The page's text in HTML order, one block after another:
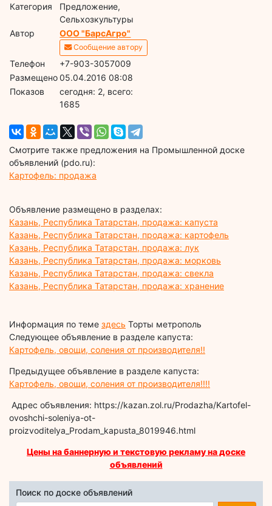
Категория
Предложение,
Сельхозкультуры
Автор
ООО "БарсАгро"
Сообщение автору
Телефон
+7-903-3057009
Размещено05.04.2016 08:08
Показов
cегодня: 2, всего:
1685
Смотрите также предложения на Промышленной доске
объявлений (pdo.ru):
Картофель: продажа
Объявление размещено в разделах:
Казань, Республика Татарстан, продажа: капуста
Казань, Республика Татарстан, продажа: картофель
Казань, Республика Татарстан, продажа: лук
Казань, Республика Татарстан, продажа: морковь
Казань, Республика Татарстан, продажа: свекла
Казань, Республика Татарстан, продажа: хранение
Информация по теме здесь Торты метрополь
Следующее объявление в разделе капуста:
Картофель, овощи, соления от производителя!!
Предыдущее объявление в разделе капуста:
Картофель, овощи, соления от производителя!!!!
Адрес объявления: https://kazan.zol.ru/Prodazha/Kartofel-
ovoshchi-soleniya-ot-
proizvoditelya_Prodam_kapusta_8019946.html
Цены на баннерную и текстовую рекламу на доске
объявлений
Поиск по доске объявлений